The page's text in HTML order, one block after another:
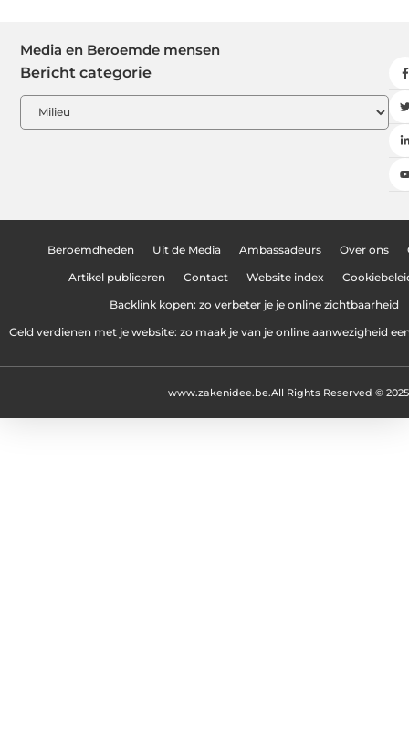
Media en Beroemde mensen
Bericht categorie
Beroemdheden Uit de Media Ambassadeurs Over ons
Artikel publiceren Contact Website index
Backlink kopen: zo verbeter je je online zichtbaarheid
Geld verdienen met je website: zo maak je van je online aanwezigheid
All Rights Reserved © 2025
www.zakenidee.be.